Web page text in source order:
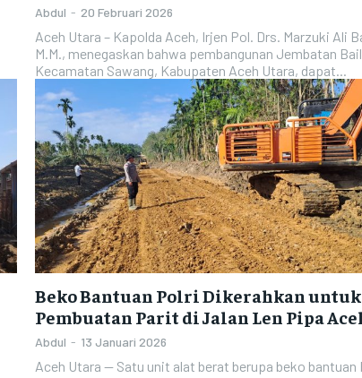
Abdul - 20 Februari 2026
Aceh Utara – Kapolda Aceh, Irjen Pol. Drs. Marzuki Ali
M.M., menegaskan bahwa pembangunan Jembatan
Kecamatan Sawang, Kabupaten Aceh Utara, dapat...
Beko Bantuan Polri Dikerahkan untuk
Pembuatan Parit di Jalan Len Pipa
Abdul - 13 Januari 2026
Aceh Utara — Satu unit alat berat berupa beko bantuan